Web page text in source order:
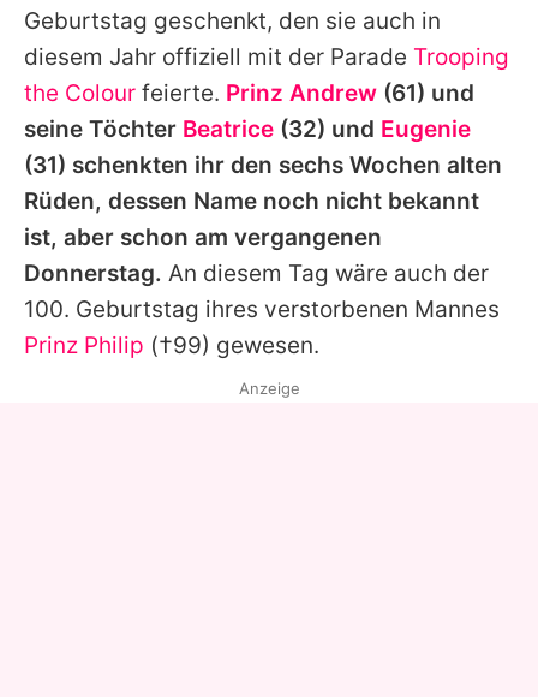
Geburtstag geschenkt, den sie auch in
diesem Jahr offiziell mit der Parade Trooping
the Colour feierte. Prinz Andrew (61) und
seine Töchter Beatrice (32) und Eugenie
(31) schenkten ihr den sechs Wochen alten
Rüden, dessen Name noch nicht bekannt
ist, aber schon am vergangenen
Donnerstag. An diesem Tag wäre auch der
100. Geburtstag ihres verstorbenen Mannes
Prinz Philip (†99) gewesen.
Anzeige